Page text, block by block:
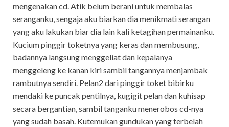
mengenakan cd. Atik belum berani untuk membalas
seranganku, sengaja aku biarkan dia menikmati serangan
yang aku lakukan biar dia lain kali ketagihan permainanku.
Kucium pinggir toketnya yang keras dan membusung,
badannya langsung menggeliat dan kepalanya
menggeleng ke kanan kiri sambil tangannya menjambak
rambutnya sendiri. Pelan2 dari pinggir toket bibirku
mendaki ke puncak pentilnya, kugigit pelan dan kuhisap
secara bergantian, sambil tanganku menerobos cd-nya
yang sudah basah. Kutemukan gundukan yang terbelah